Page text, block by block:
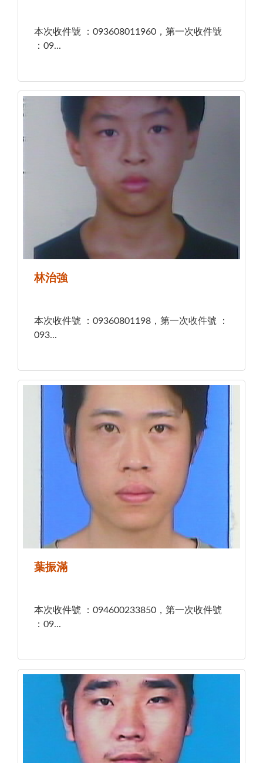
本次收件號 ：093608011960，第一次收件號
：09...
林治強
本次收件號 ：09360801198，第一次收件號 ：
093...
葉振滿
本次收件號 ：094600233850，第一次收件號
：09...